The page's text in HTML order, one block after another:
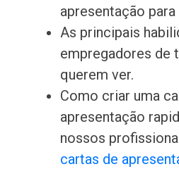
apresentação
As principais
empregadores de
querem ver.
Como criar uma
apresentação
nossos
cartas de